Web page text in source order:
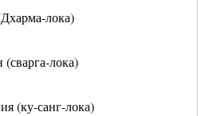
лока)
лока)
(ку-санг-лока)